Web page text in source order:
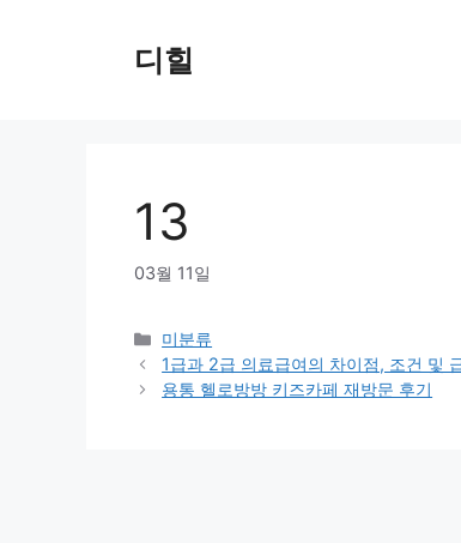
디힐
13
03월 11일
Categories
미분류
1급과 2급 의료급여의 차이점, 조건 및
용통 헬로방방 키즈카페 재방문 후기